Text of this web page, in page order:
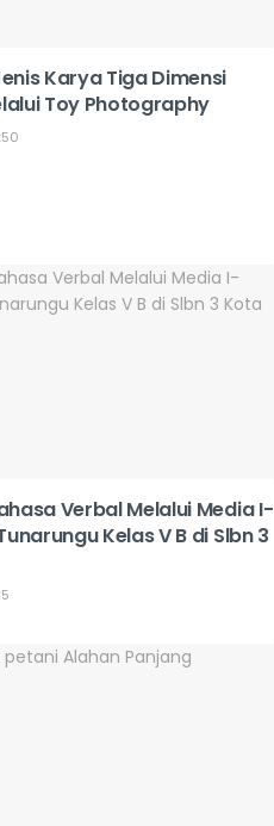
Karya Tiga Dimensi
Toy Photography
Verbal Melalui Media I-
Kelas V B di Slbn 3